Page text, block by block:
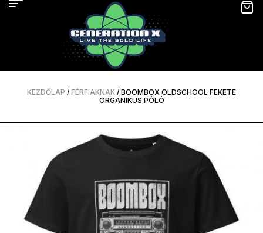
KEZDŐLAP / FÉRFIAKNAK / BOOMBOX OLDSCHOOL FEKETE
ORGANIKUS PÓLÓ